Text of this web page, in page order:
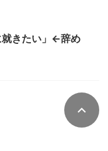
就きたい」←辞め